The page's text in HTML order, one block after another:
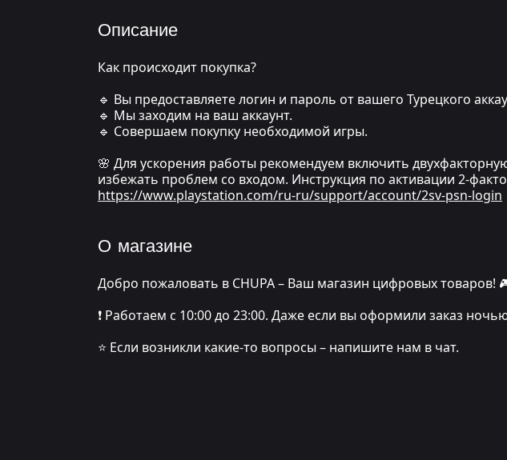
Описание
Как происходит покупка?
🔹 Вы предоставляете логин и пароль от вашего Турецкого
🔹 Мы заходим на ваш аккаунт.
🔹 Совершаем покупку необходимой игры.
🌸 Для ускорения работы рекомендуем включить
избежать проблем со входом. Инструкция по активации 2-
https://www.playstation.com/ru-ru/support/account/2sv-psn-login
О магазине
Добро пожаловать в CHUPA – Ваш магазин цифровых товаров!
❗️ Работаем с 10:00 до 23:00. Даже если вы оформили заказ
⭐️ Если возникли какие-то вопросы – напишите нам в чат.